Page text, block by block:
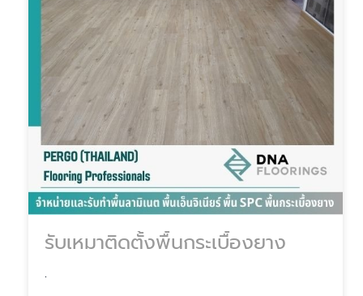
รับเหมาติดตั้งพื้นกระเบื้องยาง
.